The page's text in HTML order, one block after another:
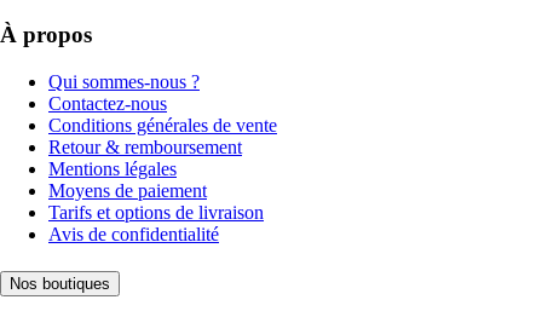
À propos
Qui sommes-nous ?
Contactez-nous
Conditions générales de vente
Retour & remboursement
Mentions légales
Moyens de paiement
Tarifs et options de livraison
Avis de confidentialité
Nos boutiques